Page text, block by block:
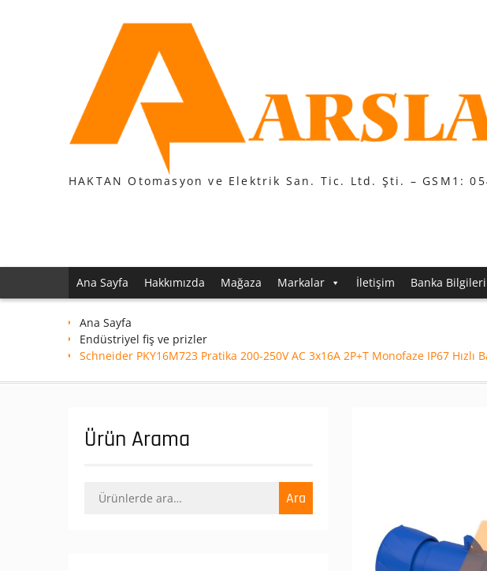
HAKTAN Otomasyon ve Elektrik San. Tic. Ltd. Şti. – GSM1:
Ana Sayfa Hakkımızda Mağaza Markalar İletişim Banka Bilgileri
Ana Sayfa
Endüstriyel fiş ve prizler
Schneider PKY16M723 Pratika 200-250V AC 3x16A 2P+T Monofaze IP67 Hızlı
Ürün Arama
Ara: Ara